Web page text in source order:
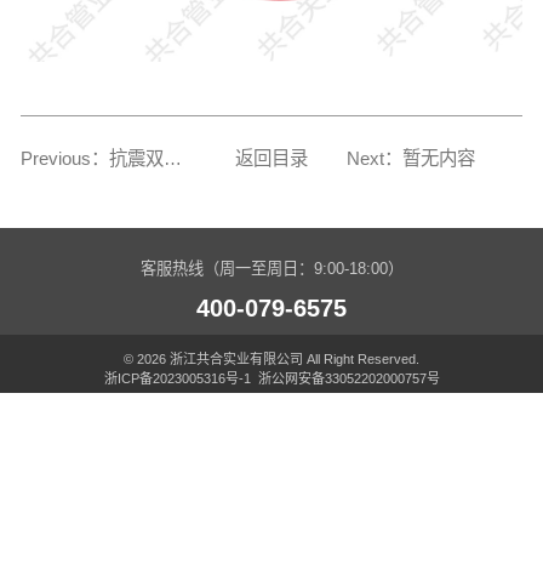
Previous：抗震双密封异径边小三通（特制） 返回目录 Next：暂无内容
客服热线（周一至周日：9:00-18:00）
400-079-6575
© 2026 浙江共合实业有限公司 All Right Reserved.
浙ICP备2023005316号-1
浙公网安备33052202000757号